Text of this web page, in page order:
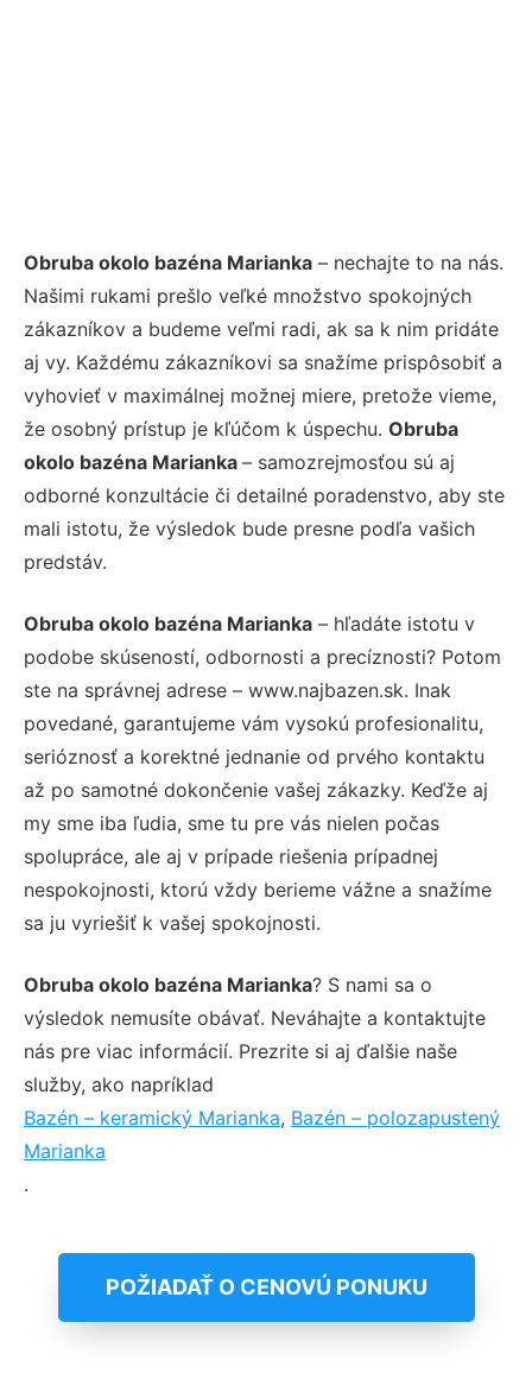
Obruba okolo bazéna Marianka – nechajte to na nás.
Našimi rukami prešlo veľké množstvo spokojných
zákazníkov a budeme veľmi radi, ak sa k nim pridáte
aj vy. Každému zákazníkovi sa snažíme prispôsobiť a
vyhovieť v maximálnej možnej miere, pretože vieme,
že osobný prístup je kľúčom k úspechu. Obruba
okolo bazéna Marianka – samozrejmosťou sú aj
odborné konzultácie či detailné poradenstvo, aby ste
mali istotu, že výsledok bude presne podľa vašich
predstáv.
Obruba okolo bazéna Marianka – hľadáte istotu v
podobe skúseností, odbornosti a precíznosti? Potom
ste na správnej adrese – www.najbazen.sk. Inak
povedané, garantujeme vám vysokú profesionalitu,
serióznosť a korektné jednanie od prvého kontaktu
až po samotné dokončenie vašej zákazky. Keďže aj
my sme iba ľudia, sme tu pre vás nielen počas
spolupráce, ale aj v prípade riešenia prípadnej
nespokojnosti, ktorú vždy berieme vážne a snažíme
sa ju vyriešiť k vašej spokojnosti.
Obruba okolo bazéna Marianka? S nami sa o
výsledok nemusíte obávať. Neváhajte a kontaktujte
nás pre viac informácií. Prezrite si aj ďalšie naše
služby, ako napríklad
Bazén – keramický Marianka, Bazén – polozapustený
Marianka
.
POŽIADAŤ O CENOVÚ PONUKU